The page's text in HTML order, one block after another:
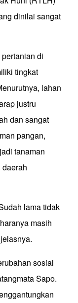
dinilai sangat
di
tingkat
lahan
justru
dan sangat
pangan,
tanaman
lama tidak
masih
sosial
Sapo.